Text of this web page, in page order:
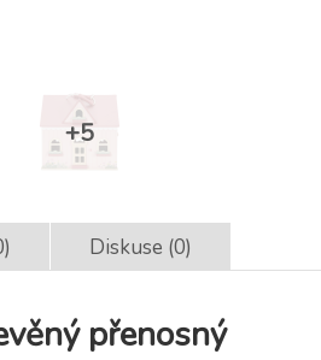
Diskuse (0)
přenosný